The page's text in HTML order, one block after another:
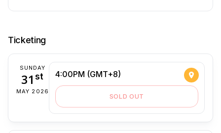
Ticketing
SUNDAY
31st
MAY 2026
4:00PM (GMT+8)
SOLD OUT